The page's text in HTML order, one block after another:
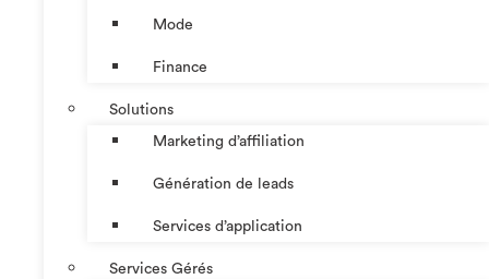
Mode
Finance
Solutions
Marketing d’affiliation
Génération de leads
Services d’application
Services Gérés